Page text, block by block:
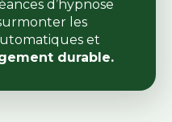
d’hypnose
les
et
durable.